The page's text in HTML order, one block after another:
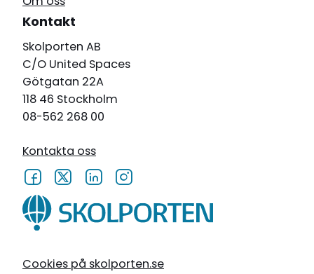
Cookies på skolporten.se
Kontakt
Skolporten AB
C/O United Spaces
Götgatan 22A
118 46 Stockholm
08-562 268 00
Kontakta oss